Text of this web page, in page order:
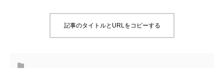
記事のタイトルとURLをコピーする